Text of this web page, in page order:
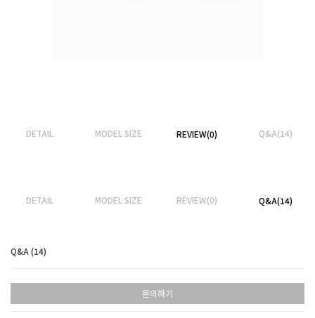
DETAIL MODEL SIZE REVIEW(0) Q&A(14)
DETAIL MODEL SIZE REVIEW(0) Q&A(14)
Q&A (14)
문의하기